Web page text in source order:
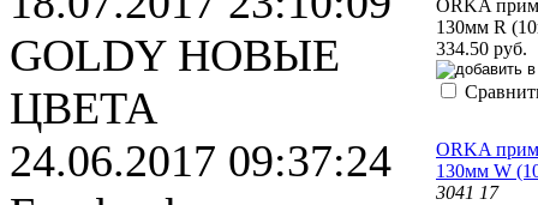
GOLDY НОВЫЕ
ЦВЕТА
24.06.2017 09:37:24
ORKA
130мм R
334.50 руб.
ORKA
130мм W
3041 17